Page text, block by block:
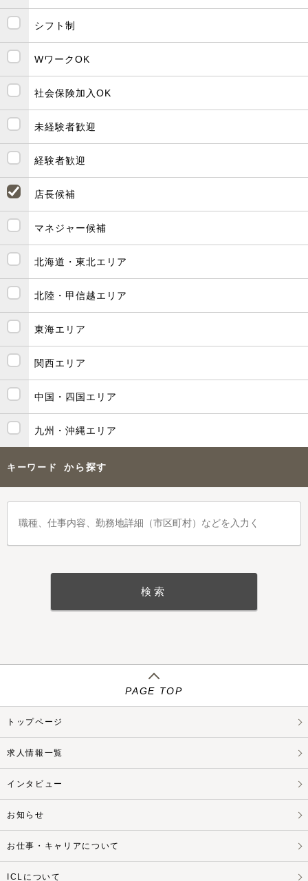
シフト制
WワークOK
社会保険加入OK
未経験者歓迎
経験者歓迎
店長候補
マネジャー候補
北海道・東北エリア
北陸・甲信越エリア
東海エリア
関西エリア
中国・四国エリア
九州・沖縄エリア
キーワード から探す
PAGE TOP
トップページ
求人情報一覧
インタビュー
お知らせ
お仕事・キャリアについて
ICLについて